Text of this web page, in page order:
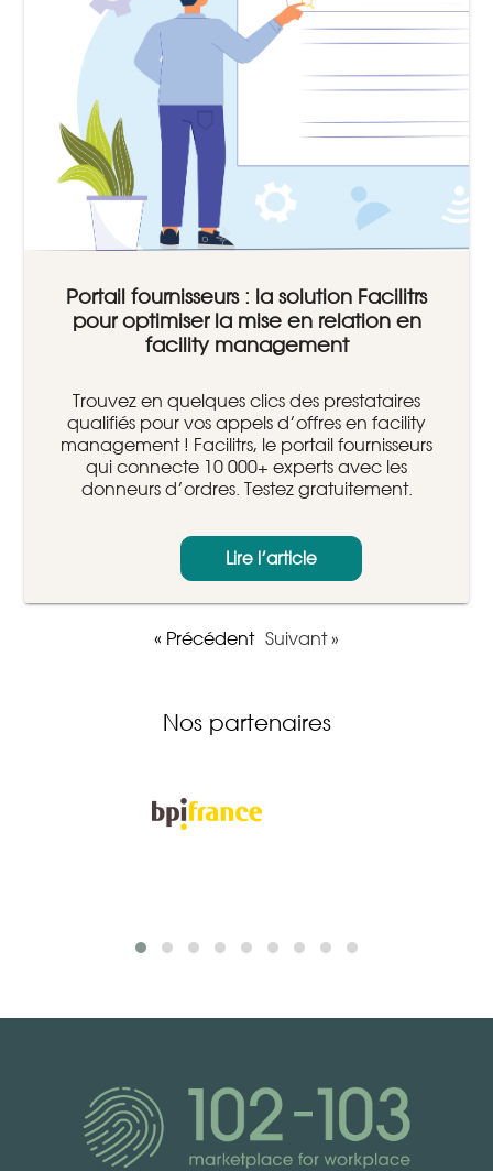
Portail fournisseurs : la solution Facilitrs
pour optimiser la mise en relation en
facility management
Trouvez en quelques clics des prestataires
qualifiés pour vos appels d’offres en facility
management ! Facilitrs, le portail fournisseurs
qui connecte 10 000+ experts avec les
donneurs d’ordres. Testez gratuitement.
Lire l’article
« Précédent Suivant »
Nos partenaires